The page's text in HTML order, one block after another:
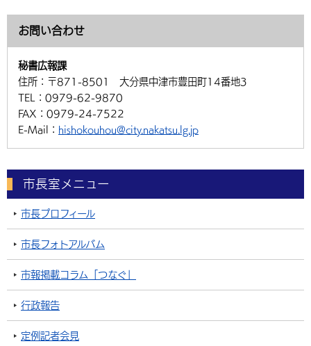
お問い合わせ
秘書広報課
住所： 〒871-8501 大分県中津市豊田町14番地3
TEL： 0979-62-9870
FAX： 0979-24-7522
E-Mail： hishokouhou@city.nakatsu.lg.jp
市長室メニュー
市長プロフィール
市長フォトアルバム
市報掲載コラム「つなぐ」
行政報告
定例記者会見